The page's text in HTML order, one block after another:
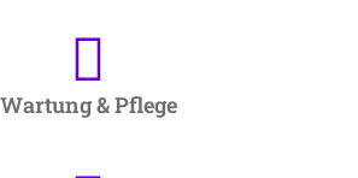
Wartung & Pflege